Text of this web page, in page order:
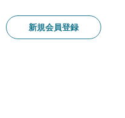
新規会員登録